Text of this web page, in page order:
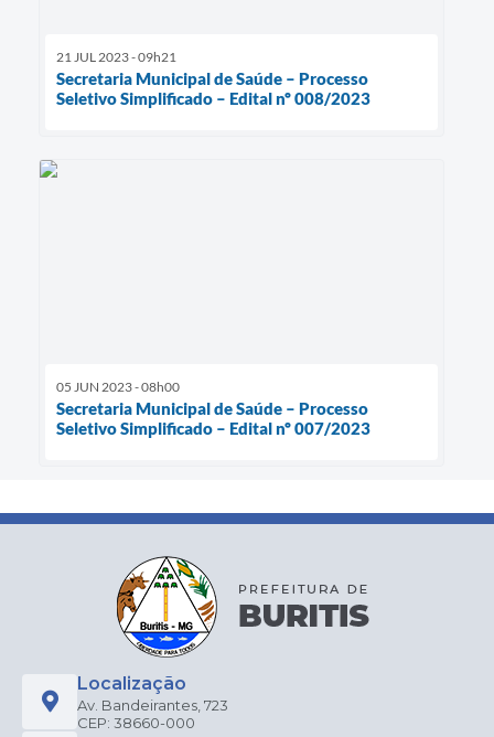
21 JUL 2023 - 09h21
Secretaria Municipal de Saúde – Processo
Seletivo Simplificado – Edital nº 008/2023
05 JUN 2023 - 08h00
Secretaria Municipal de Saúde – Processo
Seletivo Simplificado – Edital nº 007/2023
Localização
Av. Bandeirantes, 723
CEP: 38660-000